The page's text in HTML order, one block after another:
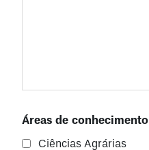
Áreas de conhecimento
Ciências Agrárias